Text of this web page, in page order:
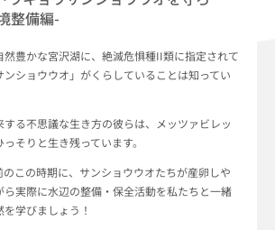
整備編-
豊かな宮沢湖に、絶滅危惧種II類に指定されて
ンショウウオ」がくらしていることは知ってい
する不思議な生き方の彼らは、メッツァビレッ
そりと生き残っています。
この時期に、サンショウウオたちが産卵しや
ら実際に水辺の整備・保全活動を私たちと一緒
学びましょう！